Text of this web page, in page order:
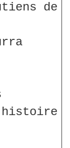
de
histoire